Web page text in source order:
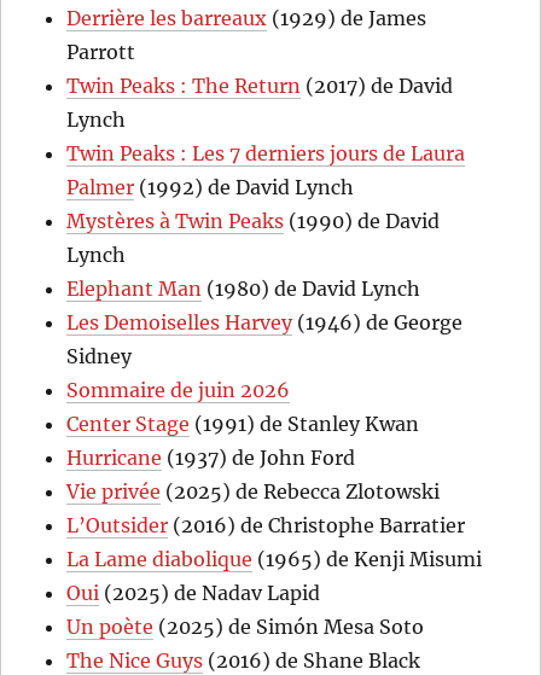
Derrière les barreaux (1929) de James
Parrott
Twin Peaks : The Return (2017) de David
Lynch
Twin Peaks : Les 7 derniers jours de Laura
Palmer (1992) de David Lynch
Mystères à Twin Peaks (1990) de David
Lynch
Elephant Man (1980) de David Lynch
Les Demoiselles Harvey(1946) de George
Sidney
Sommaire de juin 2026
Center Stage (1991) de Stanley Kwan
Hurricane (1937) de John Ford
Vie privée (2025) de Rebecca Zlotowski
L’Outsider (2016) de Christophe Barratier
La Lame diabolique (1965) de Kenji Misumi
Oui (2025) de Nadav Lapid
Un poète (2025) de Simón Mesa Soto
The Nice Guys (2016) de Shane Black